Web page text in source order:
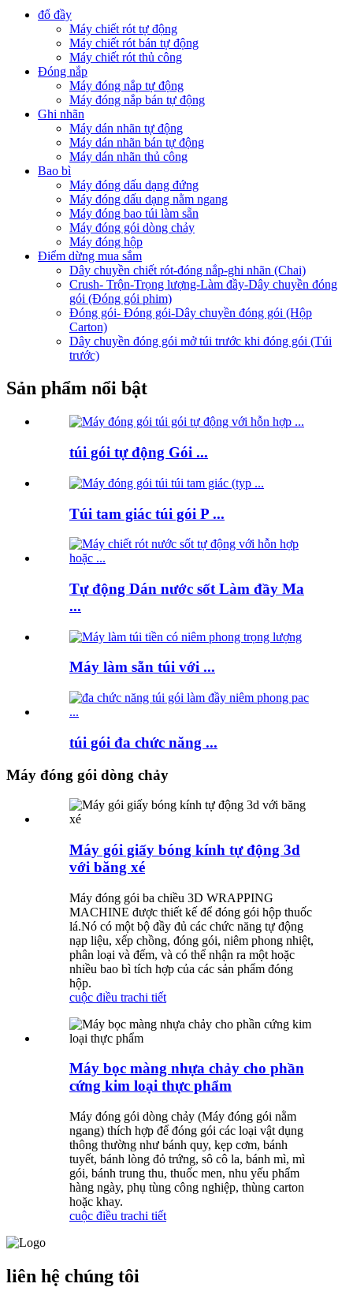
đổ đầy
Máy chiết rót tự động
Máy chiết rót bán tự động
Máy chiết rót thủ công
Đóng nắp
Máy đóng nắp tự động
Máy đóng nắp bán tự động
Ghi nhãn
Máy dán nhãn tự động
Máy dán nhãn bán tự động
Máy dán nhãn thủ công
Bao bì
Máy đóng dấu dạng đứng
Máy đóng dấu dạng nằm ngang
Máy đóng bao túi làm sẵn
Máy đóng gói dòng chảy
Máy đóng hộp
Điểm dừng mua sắm
Dây chuyền chiết rót-đóng nắp-ghi nhãn (Chai)
Crush- Trộn-Trọng lượng-Làm đầy-Dây chuyền đóng
gói (Đóng gói phim)
Đóng gói- Đóng gói-Dây chuyền đóng gói (Hộp
Carton)
Dây chuyền đóng gói mở túi trước khi đóng gói (Túi
trước)
Sản phẩm nổi bật
túi gói tự động Gói ...
Túi tam giác túi gói P ...
Tự động Dán nước sốt Làm đầy Ma
...
Máy làm sẵn túi với ...
túi gói đa chức năng ...
Máy đóng gói dòng chảy
Máy gói giấy bóng kính tự động 3d
với băng xé
Máy đóng gói ba chiều 3D WRAPPING
MACHINE được thiết kế để đóng gói hộp thuốc
lá.Nó có một bộ đầy đủ các chức năng tự động
nạp liệu, xếp chồng, đóng gói, niêm phong nhiệt,
phân loại và đếm, và có thể nhận ra một hoặc
nhiều bao bì tích hợp của các sản phẩm đóng
hộp.
cuộc điều trachi tiết
Máy bọc màng nhựa chảy cho phần
cứng kim loại thực phẩm
Máy đóng gói dòng chảy (Máy đóng gói nằm
ngang) thích hợp để đóng gói các loại vật dụng
thông thường như bánh quy, kẹp cơm, bánh
tuyết, bánh lòng đỏ trứng, sô cô la, bánh mì, mì
gói, bánh trung thu, thuốc men, nhu yếu phẩm
hàng ngày, phụ tùng công nghiệp, thùng carton
hoặc khay.
cuộc điều trachi tiết
liên hệ chúng tôi